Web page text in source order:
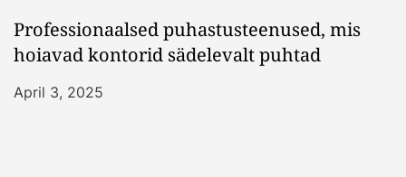
Professionaalsed puhastusteenused, mis
hoiavad kontorid sädelevalt puhtad
April 3, 2025